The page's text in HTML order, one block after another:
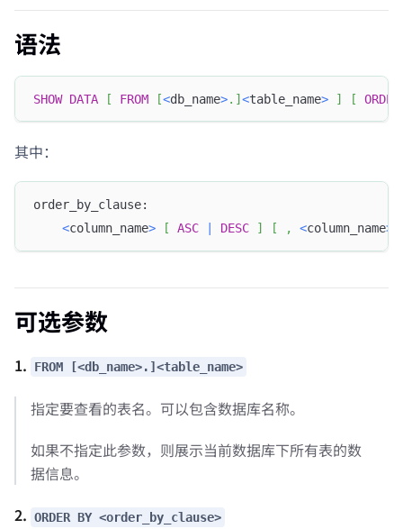
语法
SHOW DATA [ FROM [<db_name>. ] <table_name> ] [ ORDER
其中：
order_by_clause:
<column_name> [ ASC DESC ] [ , <column_name>
可选参数
1. FROM [<db_name>.]<table_name>
指定要查看的表名。可以包含数据库名称。
如果不指定此参数，则展示当前数据库下所有表的数
据信息。
2. ORDER BY <order_by_clause>